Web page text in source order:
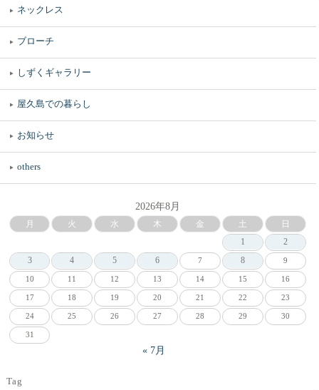
ネックレス
ブローチ
しずくギャラリー
屋久島での暮らし
お知らせ
others
2026年8月
月 火 水 木 金 土
日
1
2
3
4 5 6 7 8 9
10 11 12 13 14 15 16
17 18 19 20 21 22 23
24 25 26 27 28 29 30
31
« 7月
Tag